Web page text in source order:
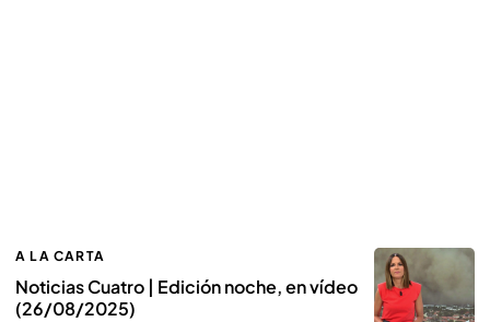
A LA CARTA
Noticias Cuatro | Edición noche, en vídeo
(26/08/2025)